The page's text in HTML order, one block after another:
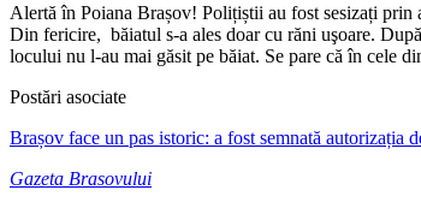
Alertă în Poiana Brașov! Polițiștii au fost sesizați prin
Din fericire, băiatul s-a ales doar cu răni uşoare.
locului nu l-au mai găsit pe băiat. Se pare că în cele
Postări asociate
Brașov face un pas istoric: a fost semnată autorizația
Gazeta Brasovului